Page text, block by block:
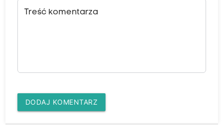
Treść komentarza
DODAJ KOMENTARZ